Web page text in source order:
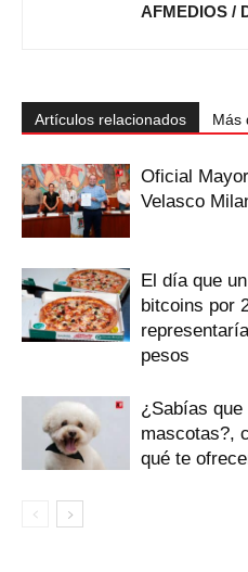
AFMEDIOS /
Artículos relacionados Más
Oficial
Velasco
El día que
bitcoins por
pesos
¿Sabías
mascotas?,
qué te